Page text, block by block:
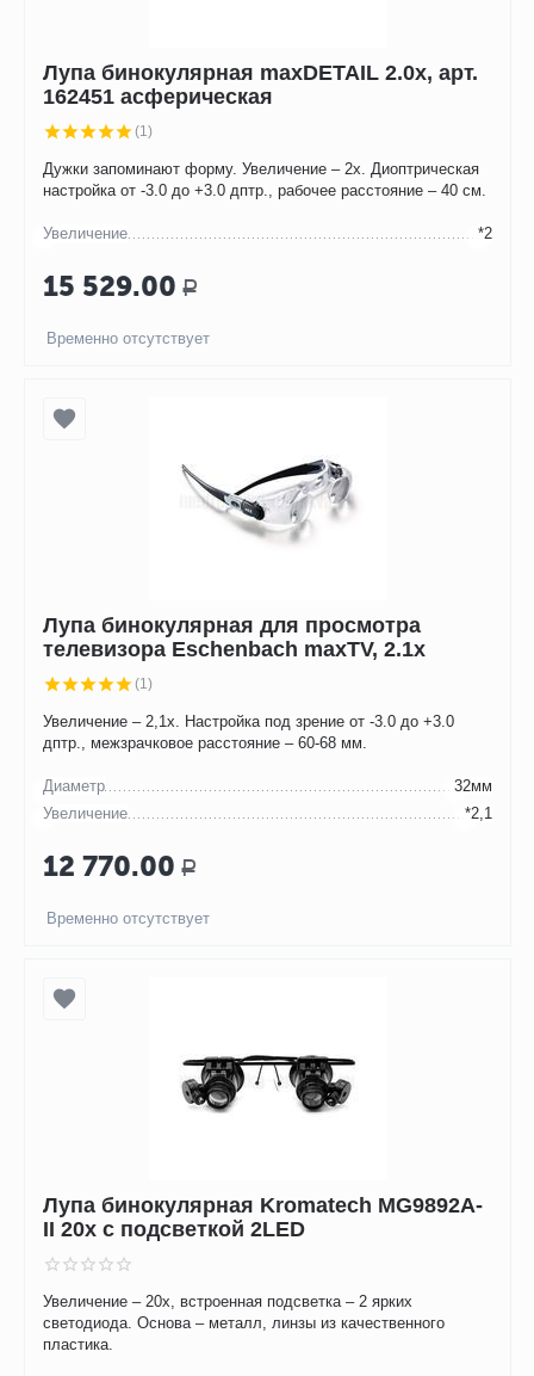
Лупа бинокулярная maxDETAIL 2.0x, арт.
162451 асферическая
(1)
Дужки запоминают форму. Увеличение – 2х. Диоптрическая
настройка от -3.0 до +3.0 дптр., рабочее расстояние – 40 см.
Увеличение *2
15 529.00 Р
Временно отсутствует
Лупа бинокулярная для просмотра
телевизора Eschenbach maxTV, 2.1x
(1)
Увеличение – 2,1х. Настройка под зрение от -3.0 до +3.0
дптр., межзрачковое расстояние – 60-68 мм.
Диаметр
32мм
Увеличение
*2,1
12 770.00 Р
Временно отсутствует
Лупа бинокулярная Kromatech MG9892A-
II 20х с подсветкой 2LED
Увеличение – 20х, встроенная подсветка – 2 ярких
светодиода. Основа – металл, линзы из качественного
пластика.